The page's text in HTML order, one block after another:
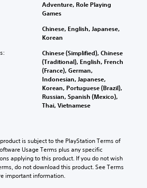
Adventure, Role Playing
Games
Chinese, English, Japanese,
Korean
Chinese (Simplified), Chinese
(Traditional), English, French
(France), German,
Indonesian, Japanese,
Korean, Portuguese (Brazil),
Russian, Spanish (Mexico),
Thai, Vietnamese
is subject to the PlayStation Terms of
Usage Terms plus any specific
applying to this product. If you do not wish
do not download this product. See Terms
important information.